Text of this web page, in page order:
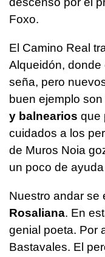
Foxo.
El Camino Real
Alqueidón,
seña, pero
buen ejemplo son
y balnearios que
cuidados a los
de Muros Noia
un poco de
Nuestro andar se
Rosaliana. En
genial poeta. Por
Bastavales. El